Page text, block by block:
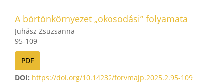
A börtönkörnyezet „okosodási” folyamata
Juhász Zsuzsanna
95-109
PDF
DOI: https://doi.org/10.14232/forvmajp.2025.2.95-109